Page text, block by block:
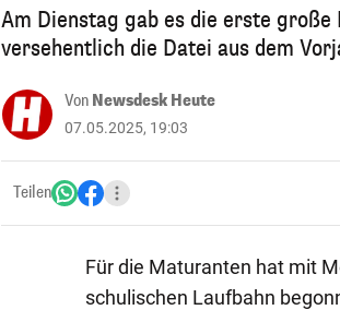
Am Dienstag gab es die erste
versehentlich die Datei aus dem
Von Newsdesk Heute
07.05.2025, 19:03
Teilen
Für die Maturanten hat mit
schulischen Laufbahn